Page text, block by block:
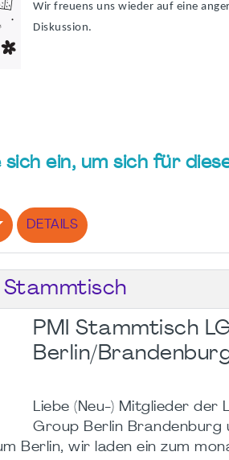
Wir freuens uns wieder auf eine
Diskussion.
ein, um sich für
DETAILS
Stammtisch
PMI Stammtisch
Berlin/
Liebe (Neu-) Mitglieder der
Group Berlin Brandenburg
Berlin, wir laden ein zum